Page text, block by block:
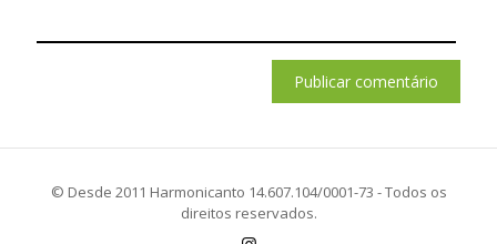
© Desde 2011 Harmonicanto 14.607.104/0001-73 - Todos os
direitos reservados.